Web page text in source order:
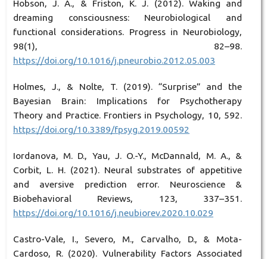
Hobson, J. A., & Friston, K. J. (2012). Waking and
dreaming consciousness: Neurobiological and
functional considerations. Progress in Neurobiology,
98(1), 82–98.
https://doi.org/10.1016/j.pneurobio.2012.05.003
Holmes, J., & Nolte, T. (2019). “Surprise” and the
Bayesian Brain: Implications for Psychotherapy
Theory and Practice. Frontiers in Psychology, 10, 592.
https://doi.org/10.3389/fpsyg.2019.00592
Iordanova, M. D., Yau, J. O.-Y., McDannald, M. A., &
Corbit, L. H. (2021). Neural substrates of appetitive
and aversive prediction error. Neuroscience &
Biobehavioral Reviews, 123, 337–351.
https://doi.org/10.1016/j.neubiorev.2020.10.029
Castro-Vale, I., Severo, M., Carvalho, D., & Mota-
Cardoso, R. (2020). Vulnerability Factors Associated